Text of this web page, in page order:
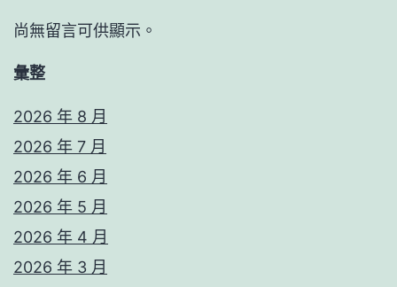
尚無留言可供顯示。
彙整
2026 年 8 月
2026 年 7 月
2026 年 6 月
2026 年 5 月
2026 年 4 月
2026 年 3 月